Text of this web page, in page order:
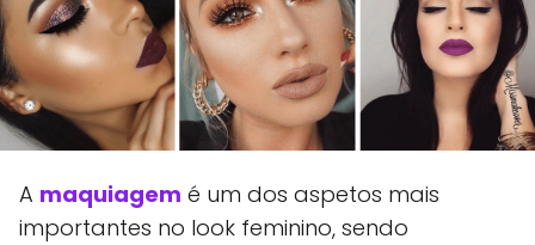
A maquiagem é um dos aspetos mais
importantes no look feminino, sendo